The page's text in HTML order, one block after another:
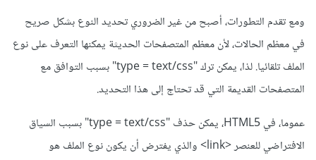
ومع تقدم التطورات، أصبح من غير الضروري تحديد النوع بشكل صريح
في معظم الحالات، لأن معظم المتصفحات الحديثة يمكنها التعرف على نوع
الملف تلقائيا. لذا، يمكن ترك "type = text/css" بسبب التوافق مع
المتصفحات القديمة التي قد تحتاج إلى هذا التحديد.
عموما، في HTML5، يمكن حذف "type = text/css" بسبب السياق
الافتراضي للعنصر <link> والذي يفترض أن يكون نوع الملف هو